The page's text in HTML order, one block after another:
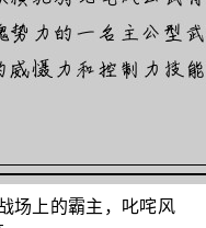
场上的霸主，叱咤风